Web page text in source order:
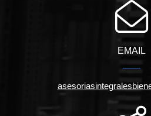
EMAIL